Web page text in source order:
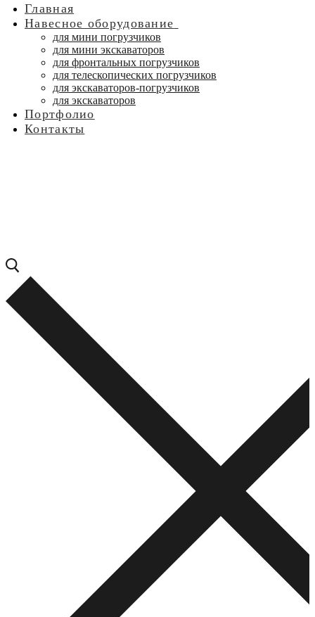
Главная
Навесное оборудование
для мини погрузчиков
для мини экскаваторов
для фронтальных погрузчиков
для телескопических погрузчиков
для экскаваторов-погрузчиков
для экскаваторов
Портфолио
Контакты